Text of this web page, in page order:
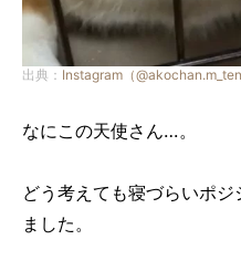
出典： Instagram（@akochan.m_ten
なにこの天使さん…。
どう考えても寝づらいポ
ました。